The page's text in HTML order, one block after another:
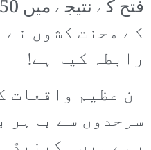
کے محنت کشوں
رابطہ کیا ہے!
ان عظیم واقعات
سرحدوں سے باہر